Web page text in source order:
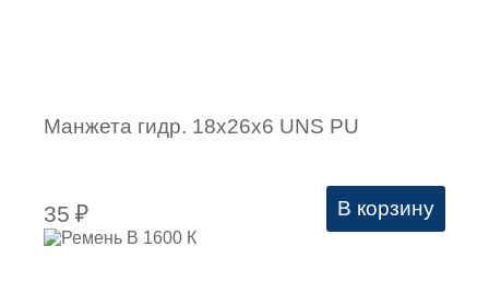
Манжета гидр. 18х26х6 UNS PU
35 ₽ В корзину